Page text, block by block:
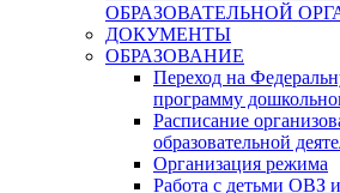
ОБРАЗОВАТЕЛЬНОЙ
ДОКУМЕНТЫ
ОБРАЗОВАНИЕ
Переход на
программу
Расписание
образовательной
Организация режима
Работа с детьми ОВЗ